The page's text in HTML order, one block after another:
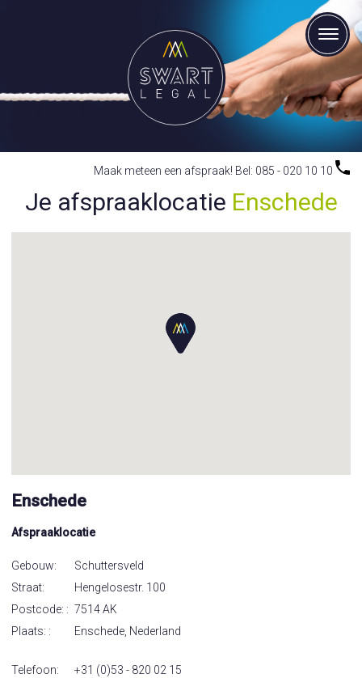
Maak meteen een afspraak! Bel: 085 - 020 10 10
Je afspraaklocatie Enschede
Enschede
Afspraaklocatie
Gebouw:
Schuttersveld
Straat:
Hengelosestr. 100
Postcode: : 7514 AK
Plaats: :
Enschede, Nederland
Telefoon: +31 (0)53 - 820 02 15